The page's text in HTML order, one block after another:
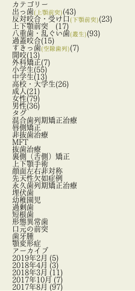
カテゴリー
出っ歯(上顎前突) (43)
反対咬合・受け口 (下顎前突) (23)
上下顎前突 (17)
八重歯・乱ぐい歯(叢生) (93)
過蓋咬合(15)
すきっ歯(空隙歯列) (7)
開咬(13)
外科矯正(7)
小学生(55)
中学生(13)
高校・大学生(26)
成人 (21)
女性(79)
男性(36)
タグ
混合歯列期矯正治療
唇側矯正
非抜歯治療
MFT
抜歯治療
裏側（舌側）矯正
上下顎手術
顔面左右非対称
先天性欠如症例
永久歯列期矯正治療
埋伏歯
幼稚園児
過剰歯
短根歯
形態異常歯
口元の前突
歯牙腫
顎変形症
アーカイブ
2019年2月 (5)
2018年4月 (3)
2018年3月 (11)
2017年10月 (7)
2017年8月 (97)